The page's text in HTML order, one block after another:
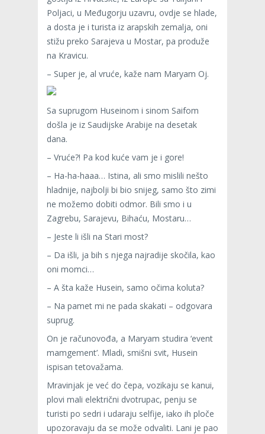
Poljaci, u Međugorju uzavru, ovdje se hlade,
a dosta je i turista iz arapskih zemalja, oni
stižu preko Sarajeva u Mostar, pa produže
na Kravicu.
– Super je, al vruće, kaže nam Maryam Oj.
Sa suprugom Huseinom i sinom Saifom
došla je iz Saudijske Arabije na desetak
dana.
– Vruće?! Pa kod kuće vam je i gore!
– Ha-ha-haaa… Istina, ali smo mislili nešto
hladnije, najbolji bi bio snijeg, samo što zimi
ne možemo dobiti odmor. Bili smo i u
Zagrebu, Sarajevu, Bihaću, Mostaru…
– Jeste li išli na Stari most?
– Da išli, ja bih s njega najradije skočila, kao
oni momci…
– A šta kaže Husein, samo očima koluta?
– Na pamet mi ne pada skakati – odgovara
suprug.
On je računovođa, a Maryam studira ‘event
mamgement’. Mladi, smišni svit, Husein
ispisan tetovažama.
Mravinjak je već do čepa, vozikaju se kanui,
plovi mali električni dvotrupac, penju se
turisti po sedri i udaraju selfije, iako ih ploče
upozoravaju da se može odvaliti. Lani je pao